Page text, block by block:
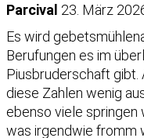
Parcival 23. März
Es wird
Berufungen es im
Piusbruderschaft gibt.
diese Zahlen wenig
ebenso viele springen
was irgendwie fromm